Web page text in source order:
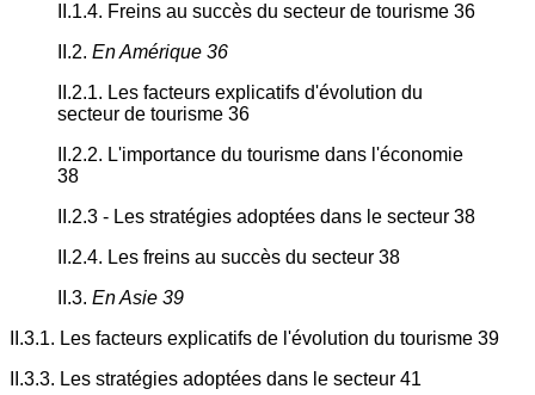
II.1.4. Freins au succès du secteur de tourisme 36
II.2. En Amérique 36
II.2.1. Les facteurs explicatifs d'évolution du
secteur de tourisme 36
II.2.2. L'importance du tourisme dans l'économie
38
II.2.3 - Les stratégies adoptées dans le secteur 38
II.2.4. Les freins au succès du secteur 38
II.3. En Asie 39
II.3.1. Les facteurs explicatifs de l'évolution du tourisme 39
II.3.3. Les stratégies adoptées dans le secteur 41